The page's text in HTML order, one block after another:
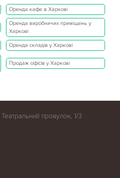
Оренда кафе в Харкові
Оренда виробничих приміщень у
Харкові
Оренда складів у Харкові
Продаж офісів у Харкові
провулок, 1/3